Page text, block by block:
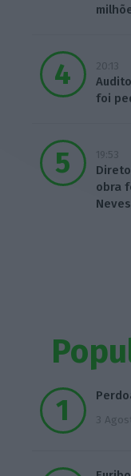
20:13
foi
19:53
obra
Neves
3